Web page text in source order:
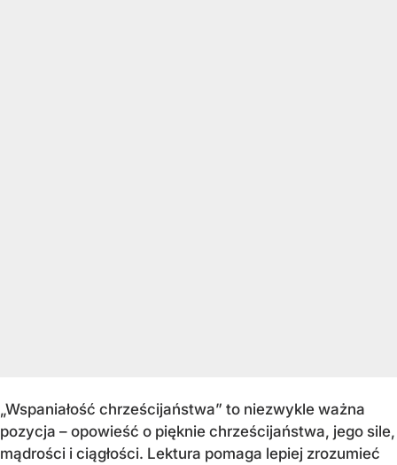
„Wspaniałość chrześcijaństwa” to niezwykle ważna
pozycja – opowieść o pięknie chrześcijaństwa, jego sile,
mądrości i ciągłości. Lektura pomaga lepiej zrozumieć